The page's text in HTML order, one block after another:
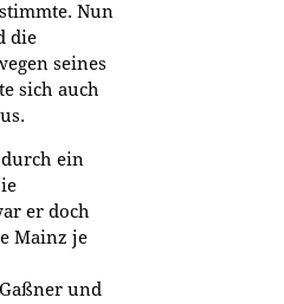
Nun
die
seines
sich auch
durch ein
er doch
Mainz je
und